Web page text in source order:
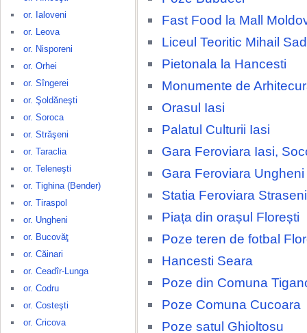
or. Ialoveni
or. Leova
or. Nisporeni
or. Orhei
or. Sîngerei
or. Şoldăneşti
or. Soroca
or. Străşeni
or. Taraclia
or. Teleneşti
or. Tighina (Bender)
or. Tiraspol
or. Ungheni
or. Bucovăţ
or. Căinari
or. Ceadîr-Lunga
or. Codru
or. Costeşti
or. Cricova
Fast Food la Mall
Liceul Teoritic Mihail
Pietonala la Hancesti
Monumente de
Orasul Iasi
Palatul Culturii Iasi
Gara Feroviara Iasi,
Gara Feroviara Ungheni
Statia Feroviara Straseni
Piața din orașul Florești
Poze teren de fotbal
Hancesti Seara
Poze din Comuna
Poze Comuna Cucoara
Poze satul Ghioltosu